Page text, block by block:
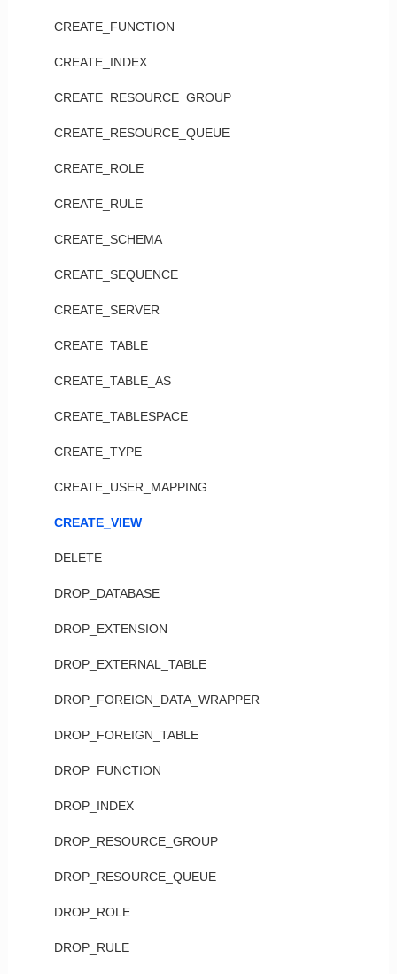
CREATE_FUNCTION
CREATE_INDEX
CREATE_RESOURCE_GROUP
CREATE_RESOURCE_QUEUE
CREATE_ROLE
CREATE_RULE
CREATE_SCHEMA
CREATE_SEQUENCE
CREATE_SERVER
CREATE_TABLE
CREATE_TABLE_AS
CREATE_TABLESPACE
CREATE_TYPE
CREATE_USER_MAPPING
CREATE_VIEW
DELETE
DROP_DATABASE
DROP_EXTENSION
DROP_EXTERNAL_TABLE
DROP_FOREIGN_DATA_WRAPPER
DROP_FOREIGN_TABLE
DROP_FUNCTION
DROP_INDEX
DROP_RESOURCE_GROUP
DROP_RESOURCE_QUEUE
DROP_ROLE
DROP_RULE